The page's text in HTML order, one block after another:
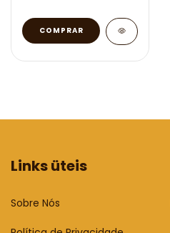
Links üteis
Sobre Nós